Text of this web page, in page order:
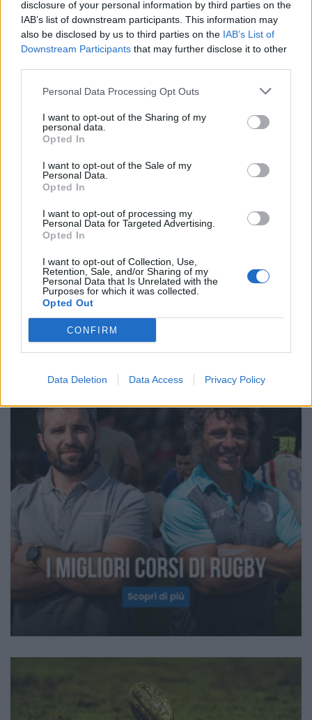
disclosure of your personal information by third parties on the
IAB’s list of downstream participants. This information may
also be disclosed by us to third parties on the IAB’s List of
Downstream Participants that may further disclose it to other
Personal Data Processing Opt Outs
I want to opt-out of the Sharing of my
personal data.
Opted In
I want to opt-out of the Sale of my
Personal Data.
Opted In
I want to opt-out of processing my
Personal Data for Targeted Advertising.
Opted In
I want to opt-out of Collection, Use,
Retention, Sale, and/or Sharing of my
Personal Data that Is Unrelated with the
Purposes for which it was collected.
Opted Out
CONFIRM
Data Deletion Data Access Privacy Policy
NAZIONALI GIOVANILI
Daniele Goegan / 02.04.2026 19:22
Vota Riccardo Casarin Player of the
Championship del Sei Nazioni U20
← 1 2 3 4 5 6
Pagina 2 di 17